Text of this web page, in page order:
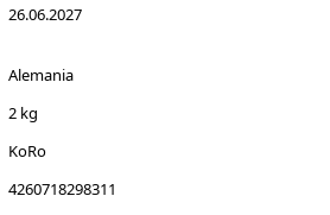
26.06.2027
Alemania
2 kg
KoRo
4260718298311